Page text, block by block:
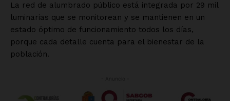
La red de alumbrado público está integrada por 29 mil
luminarias que se monitorean y se mantienen en un
estado óptimo de funcionamiento todos los días,
porque cada detalle cuenta para el bienestar de la
población.